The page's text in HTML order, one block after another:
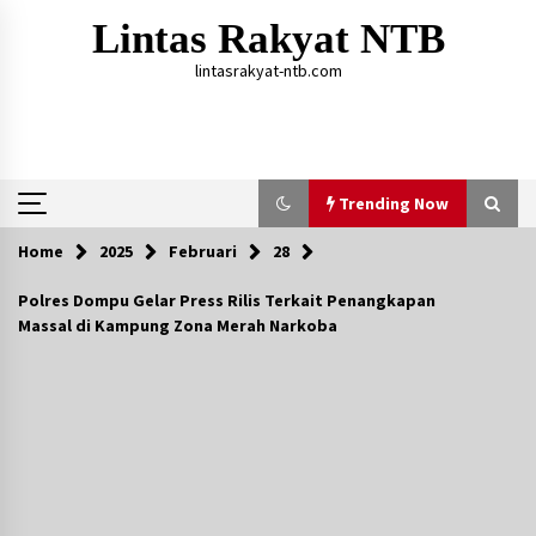
Lintas Rakyat NTB
lintasrakyat-ntb.com
Trending Now
Trending Now
Aksi Penggerebekan Pengedar Sabu di Dompu,
Home 2025 Februari 28
Polres Dompu Gelar Press Rilis Terkait Penangkapan
Massal di Kampung Zona Merah Narkoba